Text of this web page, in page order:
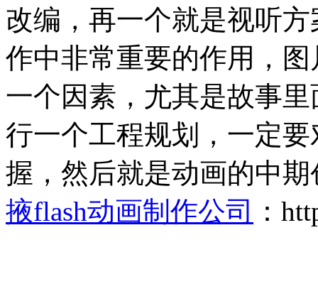
改编，再一个就是视听
作中非常重要的作用，
一个因素，尤其是故事
行一个工程规划，一定
握，然后就是动画的中
掖flash动画制作公司
：